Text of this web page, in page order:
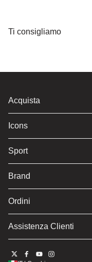
Ti consigliamo
Acquista
Icons
Sport
Brand
Ordini
Assistenza Clienti